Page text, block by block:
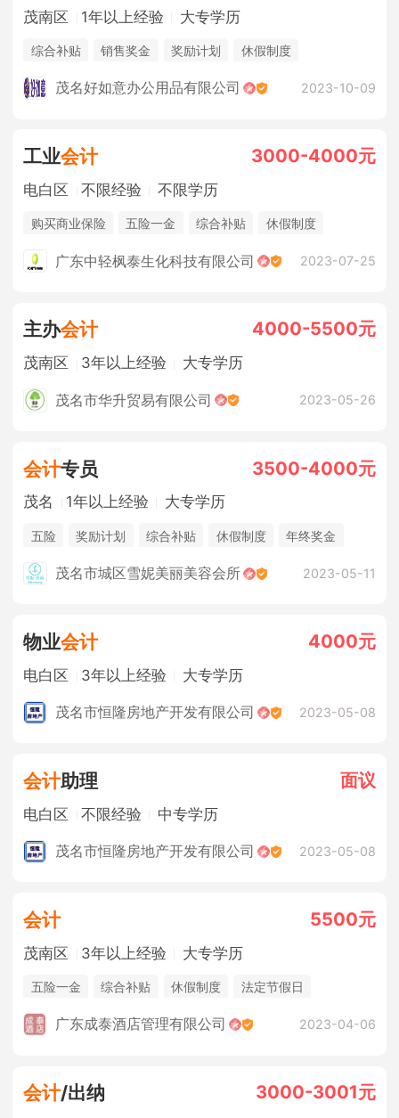
茂南区 1年以上经验 大专学历
综合补贴 销售奖金 奖励计划 休假制度
茂名好如意办公用品有限公司 2023-10-09
工业会计 3000-4000元
电白区 不限经验 不限学历
购买商业保险 五险一金 综合补贴
休假制度
广东中轻枫泰生化科技有限公司 2023-07-25
主办会计 4000-5500元
茂南区 3年以上经验 大专学历
茂名市华升贸易有限公司 2023-05-26
会计专员 3500-4000元
茂名 1年以上经验 大专学历
五险 奖励计划 综合补贴 休假制度
年终奖金
包吃住
茂名市城区雪妮美丽美容会所 2023-05-11
物业会计 4000元
电白区 3年以上经验 大专学历
茂名市恒隆房地产开发有限公司 2023-05-08
会计助理 面议
电白区 不限经验 中专学历
茂名市恒隆房地产开发有限公司 2023-05-08
会计 5500元
茂南区 3年以上经验 大专学历
五险一金 综合补贴 休假制度 法定节假日
广东成泰酒店管理有限公司 2023-04-06
会计/出纳 3000-3001元